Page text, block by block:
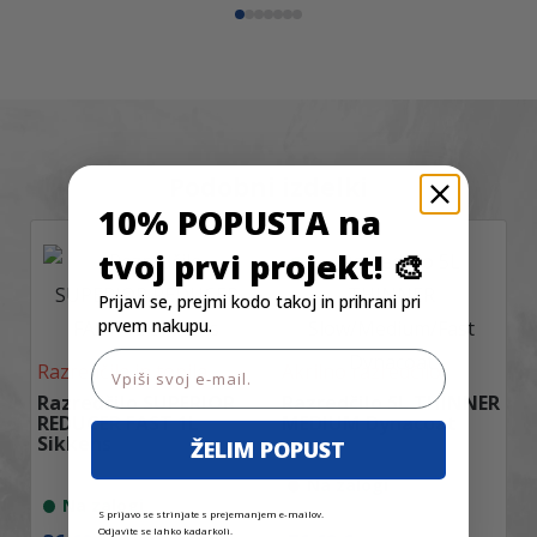
Razredčila in topila
Razredčilo SUPERIOR
REDUCER FAST 1L
Sikkens
Na zalogi
Akrilno razredčilo
Razredčilo 5L THINNER
MEDIUM Dynacoat
Na zalogi
10% POPUSTA na
tvoj prvi projekt! 🎨
Prijavi se, prejmi kodo takoj in prihrani pri
prvem nakupu.
Email
ŽELIM POPUST
S prijavo se strinjate s prejemanjem e-mailov.
Odjavite se lahko kadarkoli.